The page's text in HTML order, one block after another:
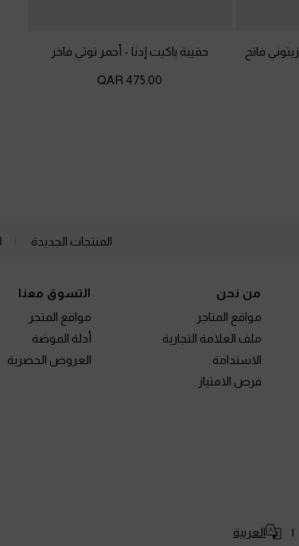
زيتوني فاتح حقيبة باكيت إدنا - أحمر توتي فاخر
475.00 QAR
المنتجات الجديدة
من نحن
مواقع المتاجر
ملف العلامة التجارية
الاستدامة
فرص الامتياز
التسوق معنا
مواقع المتجر
أدلة الموضة
العروض الحصرية
العربية